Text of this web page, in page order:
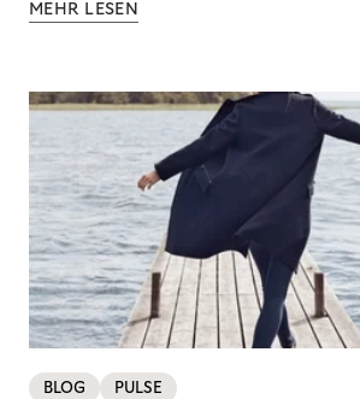
MEHR LESEN
BLOG PULSE